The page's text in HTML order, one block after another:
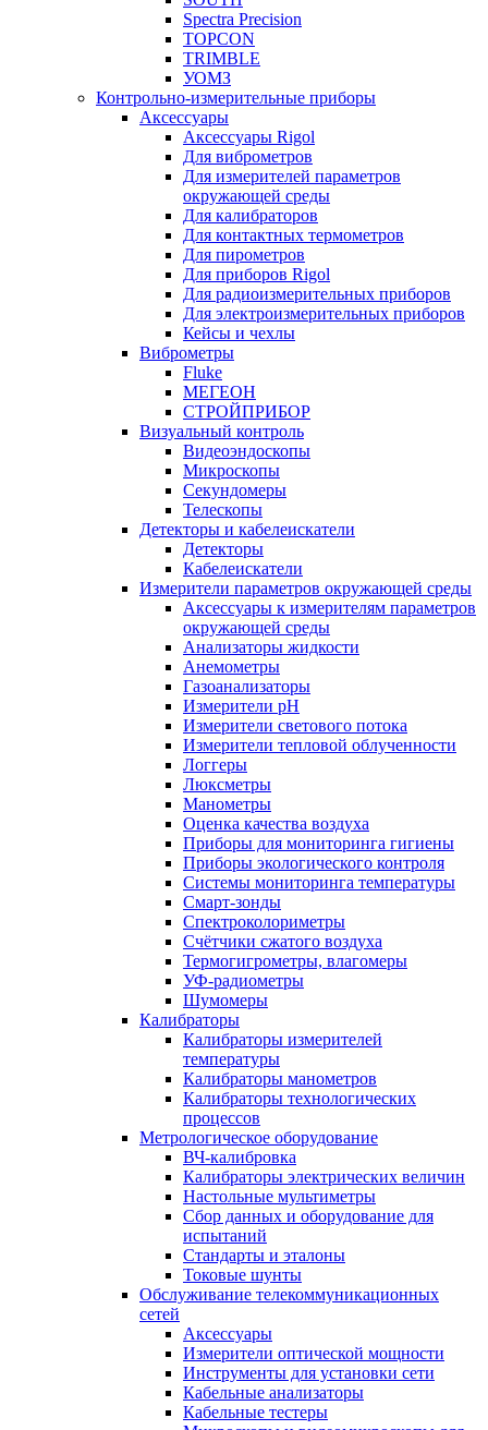
Spectra Precision
TOPCON
TRIMBLE
УОМЗ
Контрольно-измерительные приборы
Аксессуары
Аксессуары Rigol
Для виброметров
Для измерителей параметров
окружающей среды
Для калибраторов
Для контактных термометров
Для пирометров
Для приборов Rigol
Для радиоизмерительных приборов
Для электроизмерительных приборов
Кейсы и чехлы
Виброметры
Fluke
МЕГЕОН
СТРОЙПРИБОР
Визуальный контроль
Видеоэндоскопы
Микроскопы
Секундомеры
Телескопы
Детекторы и кабелеискатели
Детекторы
Кабелеискатели
Измерители параметров окружающей среды
Аксессуары к измерителям параметров
окружающей среды
Анализаторы жидкости
Анемометры
Газоанализаторы
Измерители pH
Измерители светового потока
Измерители тепловой облученности
Логгеры
Люксметры
Манометры
Оценка качества воздуха
Приборы для мониторинга гигиены
Приборы экологического контроля
Системы мониторинга температуры
Смарт-зонды
Спектроколориметры
Счётчики сжатого воздуха
Термогигрометры, влагомеры
УФ-радиометры
Шумомеры
Калибраторы
Калибраторы измерителей
температуры
Калибраторы манометров
Калибраторы технологических
процессов
Метрологическое оборудование
ВЧ-калибровка
Калибраторы электрических величин
Настольные мультиметры
Сбор данных и оборудование для
испытаний
Стандарты и эталоны
Токовые шунты
Обслуживание телекоммуникационных
сетей
Аксессуары
Измерители оптической мощности
Инструменты для установки сети
Кабельные анализаторы
Кабельные тестеры